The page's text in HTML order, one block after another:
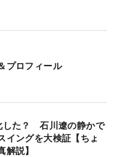
プロフィール
した？ 石川遼の静かで
イングを大検証【ちょ
解説】